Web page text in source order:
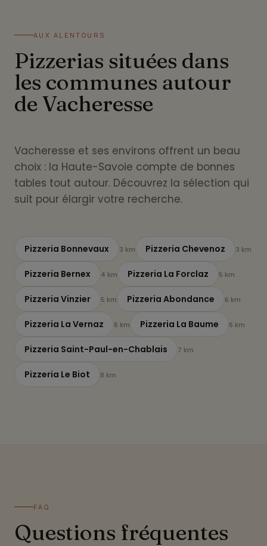
AUX ALENTOURS
Pizzerias situées dans
les communes autour
de Vacheresse
Vacheresse et ses environs offrent un beau
choix : la Haute-Savoie compte de bonnes
tables tout autour. Découvrez la sélection qui
suit pour élargir votre recherche.
Pizzeria Bonnevaux 3 km Pizzeria Chevenoz 3 km
Pizzeria Bernex 4 km Pizzeria La Forclaz 5 km
Pizzeria Vinzier 5 km Pizzeria Abondance 6 km
Pizzeria La Vernaz 6 km Pizzeria La Baume 6 km
Pizzeria Saint-Paul-en-Chablais 7 km
Pizzeria Le Biot 8 km
FAQ
Questions fréquentes